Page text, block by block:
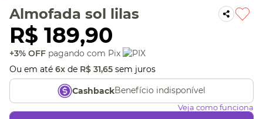
Almofada sol lilas
R$ 189,90
+3% OFF pagando com Pix
Ou em até 6x de R$ 31,65 sem juros
CashbackBenefício indisponível
Veja como funciona